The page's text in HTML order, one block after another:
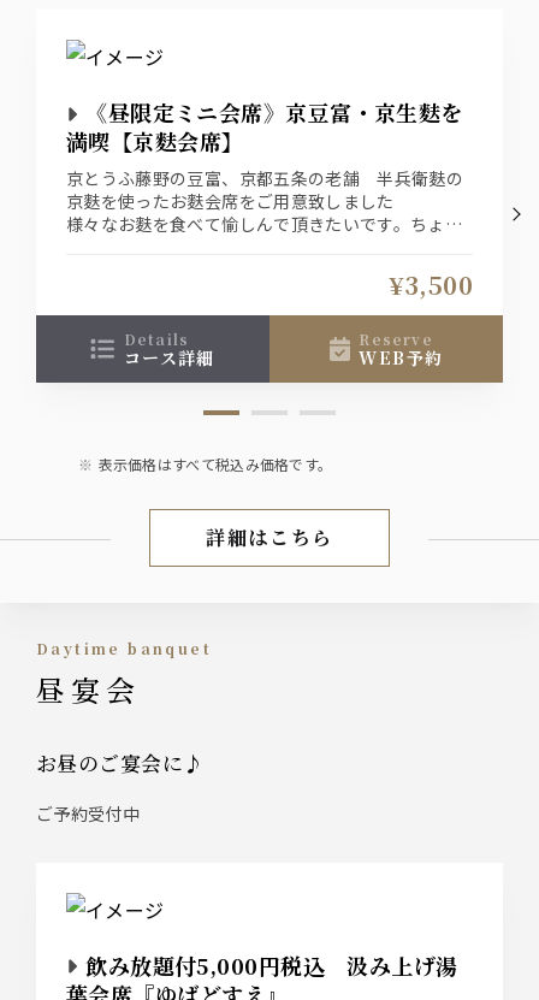
《昼限定ミニ会席》京豆富・京生麩を
満喫【京麩会席】
京とうふ藤野の豆富、京都五条の老舗 半兵衛麩の
京麩を使ったお麩会席をご用意致しました
様々なお麩を食べて愉しんで頂きたいです。ちょっ
¥3,500
details
コース詳細
reserve
WEB予約
表示価格はすべて税込み価格です。
お昼の会席／御膳
詳細はこちら
daytime banquet
昼宴会
お昼のご宴会に♪
ご予約受付中
飲み放題付5,000円税込 汲み上げ湯
葉会席『ゆばどすえ』